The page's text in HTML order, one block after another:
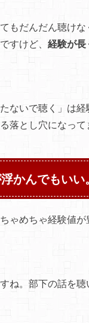
もだんだん聴け
すけど、 経験が長
たないで聴く」は
落とし穴になって
かんでもいい
ゃめちゃ経験値が
ね。部下の話を